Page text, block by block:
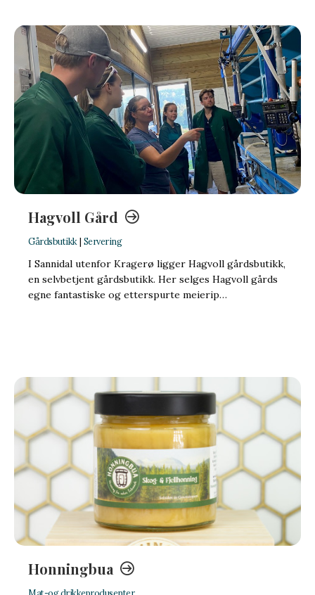
Hagvoll Gård
Gårdsbutikk| Servering
I Sannidal utenfor Kragerø ligger Hagvoll gårdsbutikk,
en selvbetjent gårdsbutikk. Her selges Hagvoll gårds
egne fantastiske og etterspurte meierip…
Honningbua